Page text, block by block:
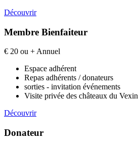
Découvrir
Membre Bienfaiteur
€ 20 ou + Annuel
Espace adhérent
Repas adhérents / donateurs
sorties - invitation événements
Visite privée des châteaux du Vexin
Découvrir
Donateur